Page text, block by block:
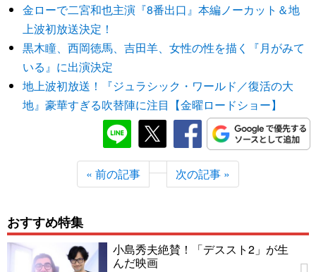
金ローで二宮和也主演『8番出口』本編ノーカット＆地
上波初放送決定！
黒木瞳、西岡徳馬、吉田羊、女性の性を描く『月がみて
いる』に出演決定
地上波初放送！『ジュラシック・ワールド／復活の大
地』豪華すぎる吹替陣に注目【金曜ロードショー】
« 前の記事 次の記事 »
おすすめ特集
小島秀夫絶賛！「デススト2」が生
んだ映画